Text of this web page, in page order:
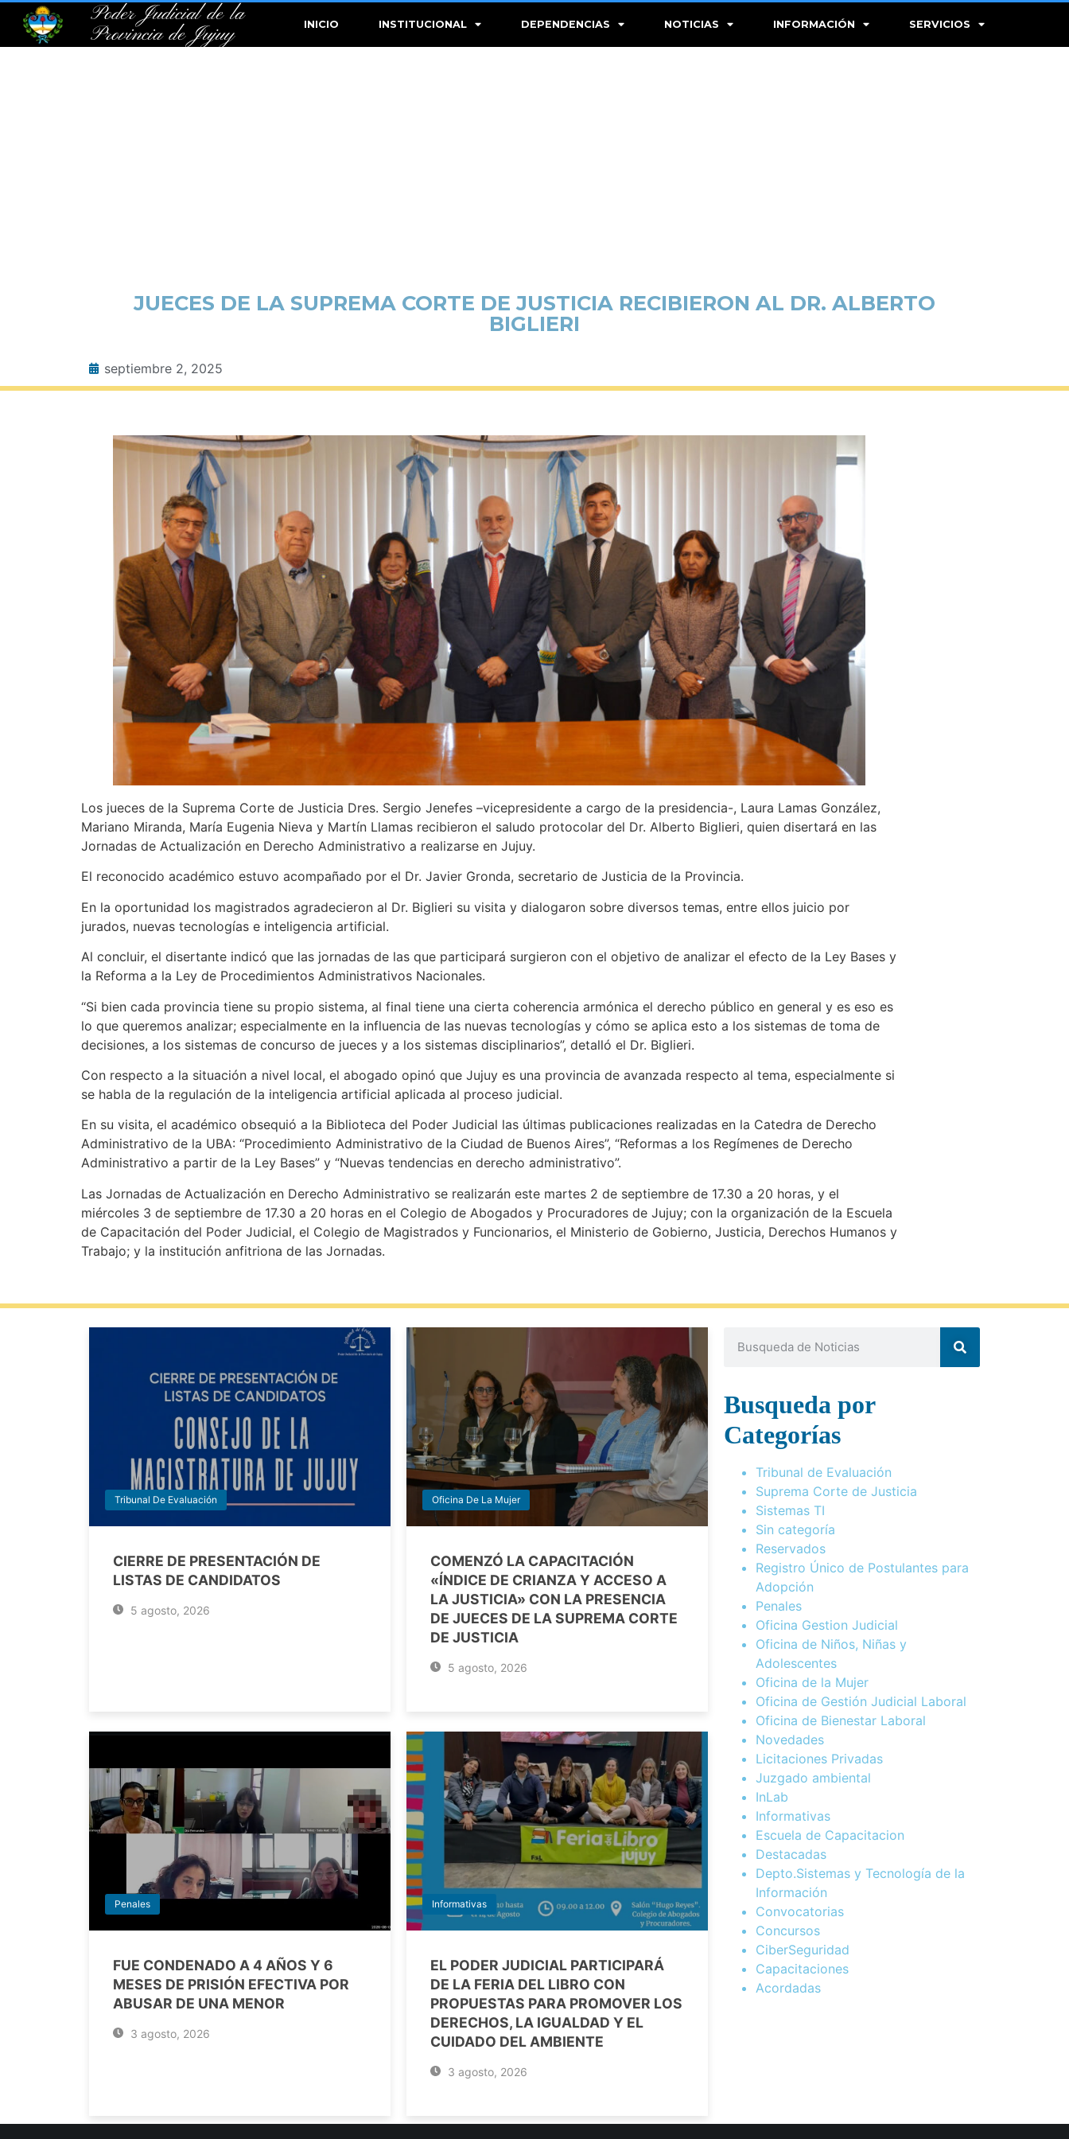
Poder Judicial de la
Provincia de Jujuy
INICIO INSTITUCIONAL DEPENDENCIAS NOTICIAS INFORMACIÓN SERVICIOS
JUECES DE LA SUPREMA CORTE DE JUSTICIA RECIBIERON AL DR. ALBERTO
BIGLIERI
septiembre 2, 2025
Los jueces de la Suprema Corte de Justicia Dres. Sergio Jenefes –vicepresidente a cargo de la presidencia-, Laura Lamas González,
Mariano Miranda, María Eugenia Nieva y Martín Llamas recibieron el saludo protocolar del Dr. Alberto Biglieri, quien disertará en las
Jornadas de Actualización en Derecho Administrativo a realizarse en Jujuy.
El reconocido académico estuvo acompañado por el Dr. Javier Gronda, secretario de Justicia de la Provincia.
En la oportunidad los magistrados agradecieron al Dr. Biglieri su visita y dialogaron sobre diversos temas, entre ellos juicio por
jurados, nuevas tecnologías e inteligencia artificial.
Al concluir, el disertante indicó que las jornadas de las que participará surgieron con el objetivo de analizar el efecto de la Ley Bases y
la Reforma a la Ley de Procedimientos Administrativos Nacionales.
“Si bien cada provincia tiene su propio sistema, al final tiene una cierta coherencia armónica el derecho público en general y es eso es
lo que queremos analizar; especialmente en la influencia de las nuevas tecnologías y cómo se aplica esto a los sistemas de toma de
decisiones, a los sistemas de concurso de jueces y a los sistemas disciplinarios”, detalló el Dr. Biglieri.
Con respecto a la situación a nivel local, el abogado opinó que Jujuy es una provincia de avanzada respecto al tema, especialmente si
se habla de la regulación de la inteligencia artificial aplicada al proceso judicial.
En su visita, el académico obsequió a la Biblioteca del Poder Judicial las últimas publicaciones realizadas en la Catedra de Derecho
Administrativo de la UBA: “Procedimiento Administrativo de la Ciudad de Buenos Aires”, “Reformas a los Regímenes de Derecho
Administrativo a partir de la Ley Bases” y “Nuevas tendencias en derecho administrativo”.
Las Jornadas de Actualización en Derecho Administrativo se realizarán este martes 2 de septiembre de 17.30 a 20 horas, y el
miércoles 3 de septiembre de 17.30 a 20 horas en el Colegio de Abogados y Procuradores de Jujuy; con la organización de la Escuela
de Capacitación del Poder Judicial, el Colegio de Magistrados y Funcionarios, el Ministerio de Gobierno, Justicia, Derechos Humanos y
Trabajo; y la institución anfitriona de las Jornadas.
Tribunal De Evaluación
CIERRE DE PRESENTACIÓN DE
LISTAS DE CANDIDATOS
5 agosto, 2026
Oficina De La Mujer
COMENZÓ LA CAPACITACIÓN
«ÍNDICE DE CRIANZA Y ACCESO A
LA JUSTICIA» CON LA PRESENCIA
DE JUECES DE LA SUPREMA CORTE
DE JUSTICIA
5 agosto, 2026
Penales
FUE CONDENADO A 4 AÑOS Y 6
MESES DE PRISIÓN EFECTIVA POR
ABUSAR DE UNA MENOR
3 agosto, 2026
Informativas
EL PODER JUDICIAL PARTICIPARÁ
DE LA FERIA DEL LIBRO CON
PROPUESTAS PARA PROMOVER LOS
DERECHOS, LA IGUALDAD Y EL
CUIDADO DEL AMBIENTE
3 agosto, 2026
Busqueda por
Categorías
Tribunal de Evaluación
Suprema Corte de Justicia
Sistemas TI
Sin categoría
Reservados
Registro Único de Postulantes para
Adopción
Penales
Oficina Gestion Judicial
Oficina de Niños, Niñas y
Adolescentes
Oficina de la Mujer
Oficina de Gestión Judicial Laboral
Oficina de Bienestar Laboral
Novedades
Licitaciones Privadas
Juzgado ambiental
InLab
Informativas
Escuela de Capacitacion
Destacadas
Depto.Sistemas y Tecnología de la
Información
Convocatorias
Concursos
CiberSeguridad
Capacitaciones
Acordadas